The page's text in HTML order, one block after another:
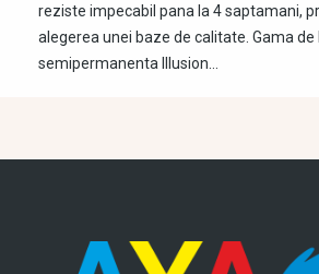
reziste impecabil pana la 4 saptamani,
alegerea unei baze de calitate. Gama
semipermanenta Illusion…